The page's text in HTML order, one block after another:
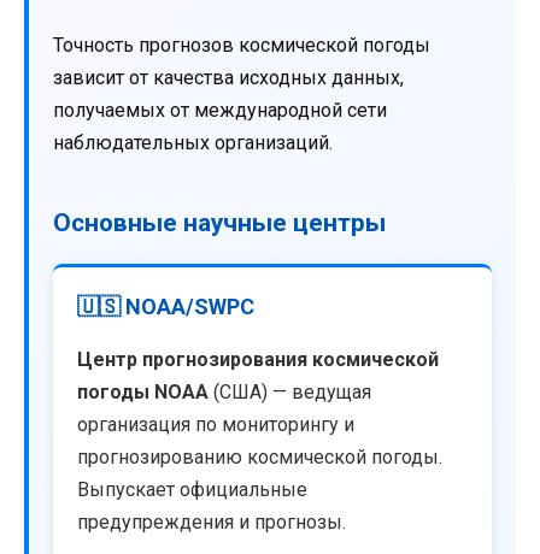
Точность прогнозов космической погоды
зависит от качества исходных данных,
получаемых от международной сети
наблюдательных организаций.
Основные научные центры
🇺🇸 NOAA/SWPC
Центр прогнозирования космической
погоды NOAA (США) — ведущая
организация по мониторингу и
прогнозированию космической погоды.
Выпускает официальные
предупреждения и прогнозы.